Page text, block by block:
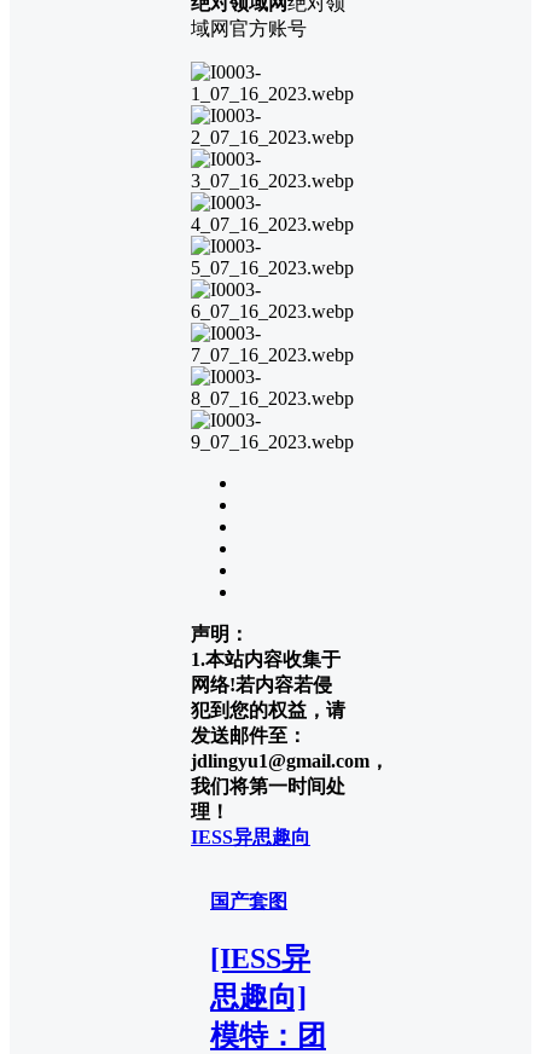
域网官方账号
声明：
1.本站内容收集于
网络!若内容若侵
犯到您的权益，请
发送邮件至：
jdlingyu1@gmail.com，
我们将第一时间处
理！
IESS异思趣向
国产套图
[IESS异
思趣向]
模特：团